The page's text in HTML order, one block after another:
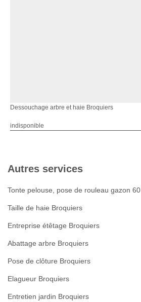
Dessouchage arbre et haie Broquiers
indisponible
Autres services
Tonte pelouse, pose de rouleau gazon 60
Taille de haie Broquiers
Entreprise étêtage Broquiers
Abattage arbre Broquiers
Pose de clôture Broquiers
Elagueur Broquiers
Entretien jardin Broquiers